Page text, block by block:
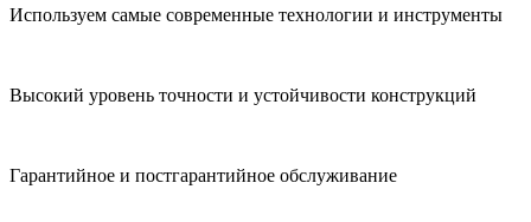
Используем самые современные технологии и инструменты
Высокий уровень точности и устойчивости конструкций
Гарантийное и постгарантийное обслуживание